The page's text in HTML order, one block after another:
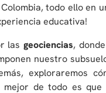
todo ello en
educativa!
lasgeociencias,
nuestro
exploraremos
de todo es que